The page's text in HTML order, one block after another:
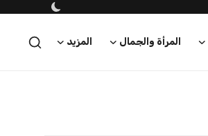
المرأة والجمال المزيد